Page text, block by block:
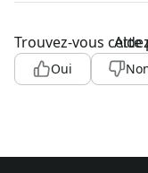
Trouvez-vous cette
Oui